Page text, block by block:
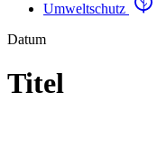
Umweltschutz
Datum
Titel